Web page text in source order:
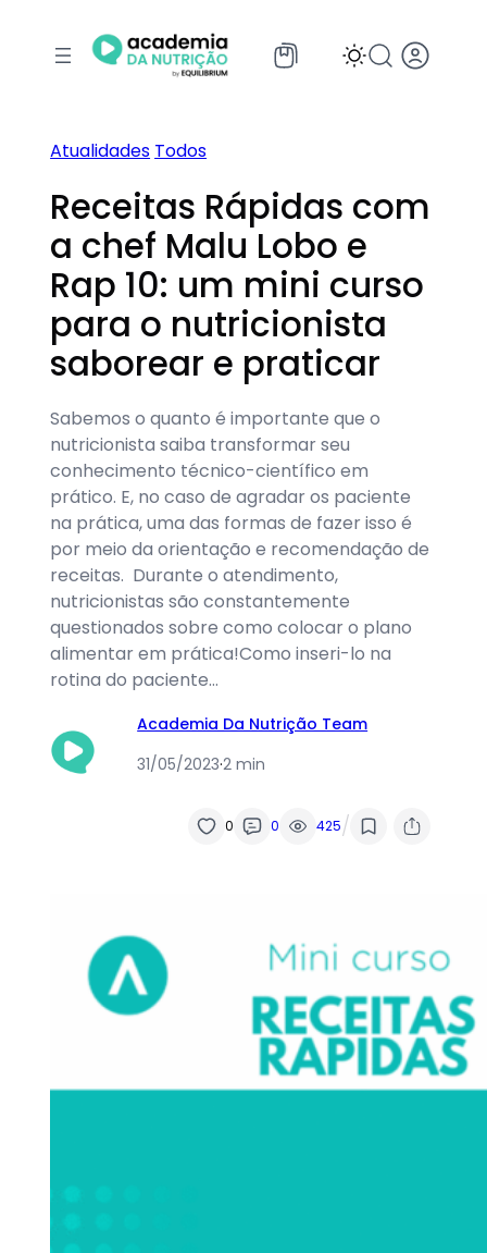
Atualidades Todos
Receitas Rápidas com
a chef Malu Lobo e
Rap 10: um mini curso
para o nutricionista
saborear e praticar
Sabemos o quanto é importante que o
nutricionista saiba transformar seu
conhecimento técnico-científico em
prático. E, no caso de agradar os paciente
na prática, uma das formas de fazer isso é
por meio da orientação e recomendação de
receitas. Durante o atendimento,
nutricionistas são constantemente
questionados sobre como colocar o plano
alimentar em prática!Como inseri-lo na
rotina do paciente…
Academia Da Nutrição Team
31/05/2023·2 min
0 0 425/